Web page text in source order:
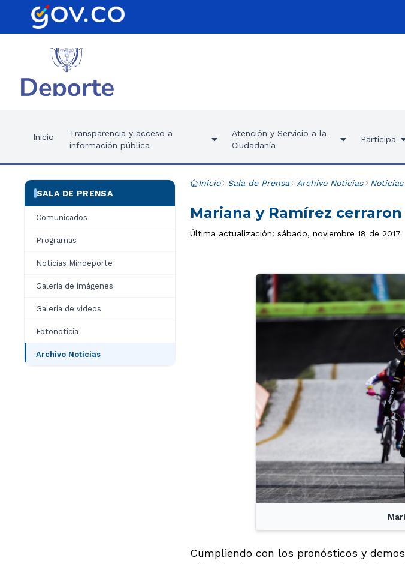
Inicio
Transparencia y acceso a
información pública
Atención y Servicio a la
Ciudadanía
Participa
SALA DE PRENSA
Comunicados
Programas
Noticias Mindeporte
Galería de imágenes
Galería de videos
Fotonoticia
Archivo Noticias
Inicio Sala de Prensa Archivo Noticias Noticias
Mariana y Ramírez
Última actualización: sábado, noviembre 18 de 2017
Cumpliendo con los pronósticos y